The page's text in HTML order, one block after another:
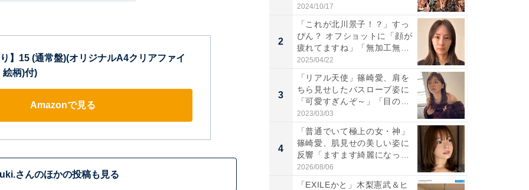
】15 (通常盤)(オリジナルA4クリアファイ
絵柄)付)
Amazonで見る
さんのほかの投稿も見る
S...
2024/10/17
2
「これが北川景子！？」すっ
ぴん？ オフショットに「顔が
疲れてますね」「無加工無
表...
2025/04/22
3
「リアル天使」篠崎愛、肩を
ちら見せしたバスローブ姿に
「可愛すぎんぞ～」「目の表
情...
2023/03/03
4
「普通でいて極上の女・神」
篠崎愛、肌見せの美しい姿に
反響「ますます綺麗になって
い...
2026/08/06
「EXILEかと」木梨憲武＆ヒ